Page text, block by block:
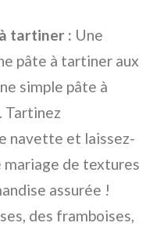
tartiner : Une
pâte à tartiner aux
simple pâte à
Tartinez
navette et laissez-
mariage de textures
assurée !
des framboises,